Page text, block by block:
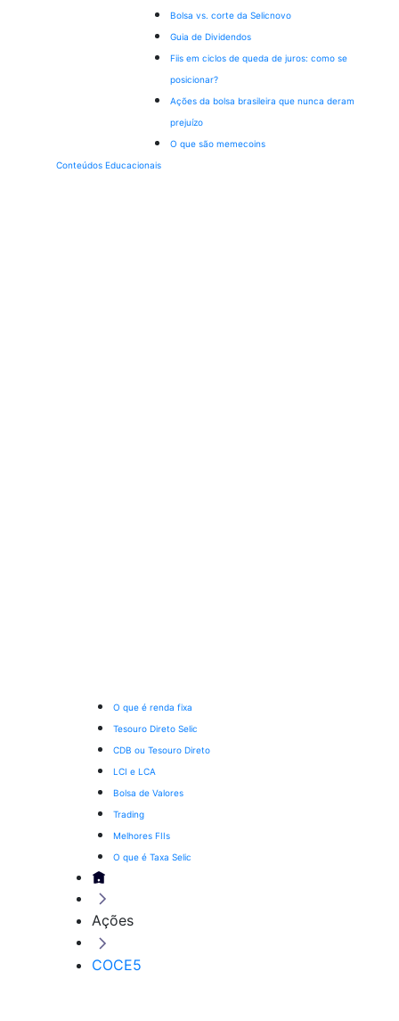
Bolsa vs. corte da Selicnovo
Guia de Dividendos
Fiis em ciclos de queda de juros: como se
posicionar?
Ações da bolsa brasileira que nunca deram
prejuízo
O que são memecoins
Conteúdos Educacionais
O que é renda fixa
Tesouro Direto Selic
CDB ou Tesouro Direto
LCI e LCA
Bolsa de Valores
Trading
Melhores FIIs
O que é Taxa Selic
Ações
COCE5